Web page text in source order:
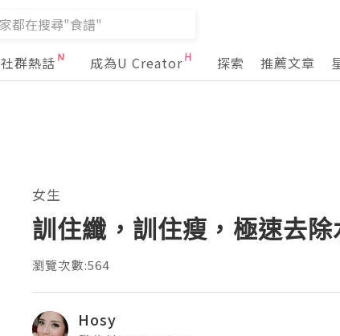
社群熱話 成為U Creator 探索 推薦文章
女生
訓住纖，訓住瘦，極速去
瀏覽次數:564
Hosy